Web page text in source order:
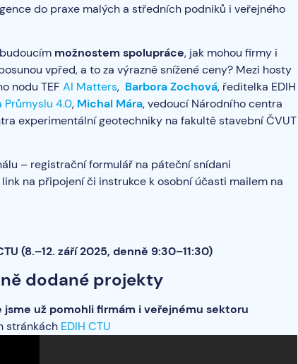
do praxe malých a středních podniků i veřejného
možnostem spolupráce, jak mohou firmy i
vpřed, a to za výrazně snížené ceny? Mezi hosty
nodu TEF AI Matters, Barbora Zochová, ředitelka EDIH
Průmyslu 4.0, Michal Mára, vedoucí Národního centra
experimentální geotechniky na fakultě stavební ČVUT
– registrační formulář na páteční snídani
na připojení či instrukce k osobní účasti mailem na
(8.–12. září 2025, denně 9:30–11:30)
dodané projekty
jsme už pomohli firmám i veřejnému sektoru
stránkách EDIH CTU